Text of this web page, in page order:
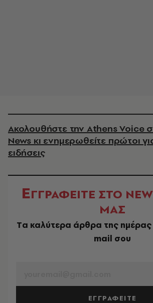
Ακολουθήστε την Athens Voice
News κι ενημερωθείτε πρώτοι
ειδήσεις
ΕΓΓΡΑΦΕΙΤΕ ΣΤΟ
ΜΑΣ
Tα καλύτερα άρθρα της ημέρας
mail σου
ΕΓΓΡΑΦΕΙΤΕ